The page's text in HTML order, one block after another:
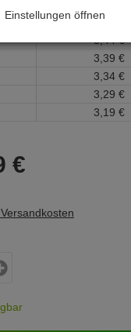
3,49
3,44 €
3, 39 €
3, 34 €
3, 29 €
3, 19 €
€
Einstellungen öffnen